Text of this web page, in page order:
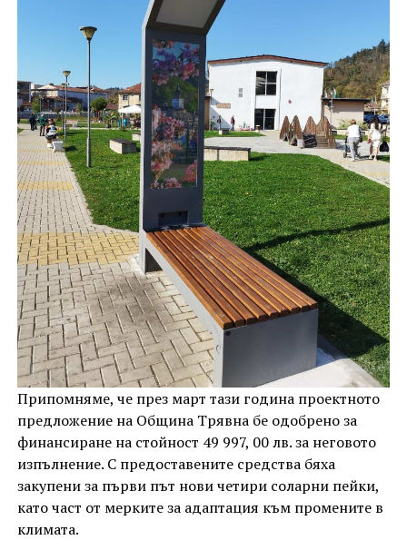
Припомняме, че през март тази година проектното
предложение на Община Трявна бе одобрено за
финансиране на стойност 49 997, 00 лв. за неговото
изпълнение. С предоставените средства бяха
закупени за първи път нови четири соларни пейки,
като част от мерките за адаптация към промените в
климата.